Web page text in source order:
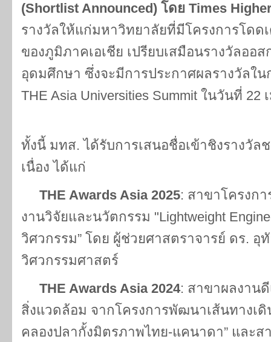
(Shortlist Announced) โดย Times
รางวัลให้แก่มหาวิทยาลัยที่มีโครงการโดด
ของภูมิภาคเอเชีย เปรียบเสมือนรางวัลออ
อุดมศึกษา ซึ่งจะมีการประกาศผลรางวัลใ
THE Asia Universities Summit ในวันที่
ทั้งนี้ มทส. ได้รับการเสนอชื่อเข้าชิงรางวัล
เนื่อง ได้แก่
THE Awards Asia 2025: สาขาโครงก
งานวิจัยและนวัตกรรม "Lightweight
วิศวกรรม” โดย ผู้ช่วยศาสตราจารย์ ดร. อุ
วิศวกรรมศาสตร์
THE Awards Asia 2024: สาขาผลงาน
สิ่งแวดล้อม จากโครงการพัฒนาเส้นทางเ
คลองปลากั้งมิตรภาพไทย-แคนาดา” และส